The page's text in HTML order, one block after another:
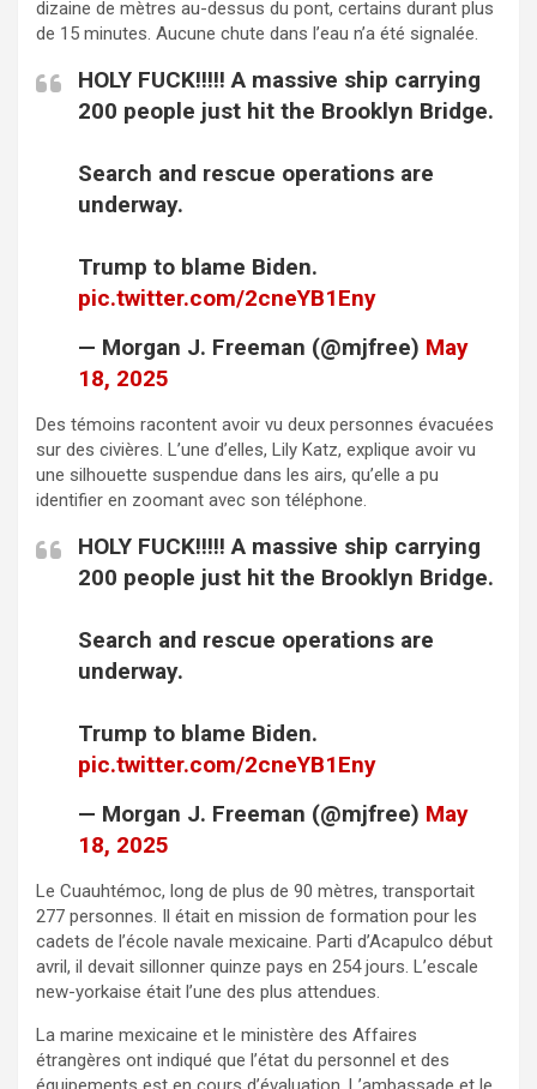
dizaine de mètres au-dessus du pont, certains durant plus
de 15 minutes. Aucune chute dans l’eau n’a été signalée.
HOLY FUCK!!!!! A massive ship carrying
200 people just hit the Brooklyn Bridge.
Search and rescue operations are
underway.
Trump to blame Biden.
pic.twitter.com/2cneYB1Eny
— Morgan J. Freeman (@mjfree) May
18, 2025
Des témoins racontent avoir vu deux personnes évacuées
sur des civières. L’une d’elles, Lily Katz, explique avoir vu
une silhouette suspendue dans les airs, qu’elle a pu
identifier en zoomant avec son téléphone.
HOLY FUCK!!!!! A massive ship carrying
200 people just hit the Brooklyn Bridge.
Search and rescue operations are
underway.
Trump to blame Biden.
pic.twitter.com/2cneYB1Eny
— Morgan J. Freeman (@mjfree) May
18, 2025
Le Cuauhtémoc, long de plus de 90 mètres, transportait
277 personnes. Il était en mission de formation pour les
cadets de l’école navale mexicaine. Parti d’Acapulco début
avril, il devait sillonner quinze pays en 254 jours. L’escale
new-yorkaise était l’une des plus attendues.
La marine mexicaine et le ministère des Affaires
étrangères ont indiqué que l’état du personnel et des